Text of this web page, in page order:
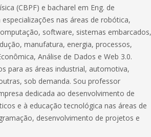
(CBPF) e bacharel em Eng. de
nas áreas de robótica,
software, sistemas embarcados,
manufatura, energia, processos,
Análise de Dados e Web 3.0.
para as áreas industrial, automotiva,
sob demanda. Sou professor
dedicada ao desenvolvimento de
e à educação tecnológica nas áreas de
desenvolvimento de projetos e